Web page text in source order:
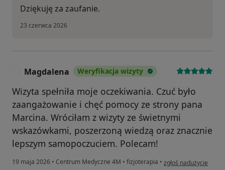
Dziękuję za zaufanie.
23 czerwca 2026
Magdalena Weryfikacja wizyty
Wizyta spełniła moje oczekiwania. Czuć było
zaangażowanie i chęć pomocy ze strony pana
Marcina. Wróciłam z wizyty ze świetnymi
wskazówkami, poszerzoną wiedzą oraz znacznie
lepszym samopoczuciem. Polecam!
19 maja 2026 • Centrum Medyczne 4M • fizjoterapia • w opinii użytkownika
zgłoś nadużycie